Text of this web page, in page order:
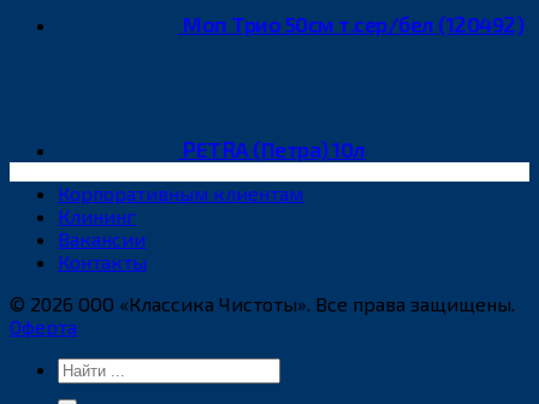
Моп Трио 50см т.сер/бел (120492)
PETRA (Петра) 10л
Корпоративным клиентам
Клининг
Вакансии
Контакты
© 2026 ООО «Классика Чистоты». Все права защищены.
Оферта
Искать: